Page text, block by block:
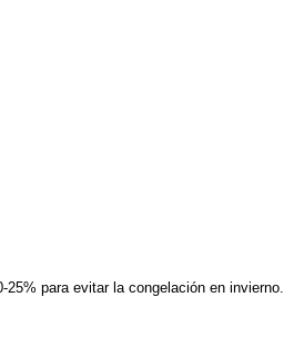
para evitar la congelación en invierno.